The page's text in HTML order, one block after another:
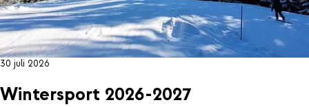
30 juli 2026
Wintersport 2026-2027